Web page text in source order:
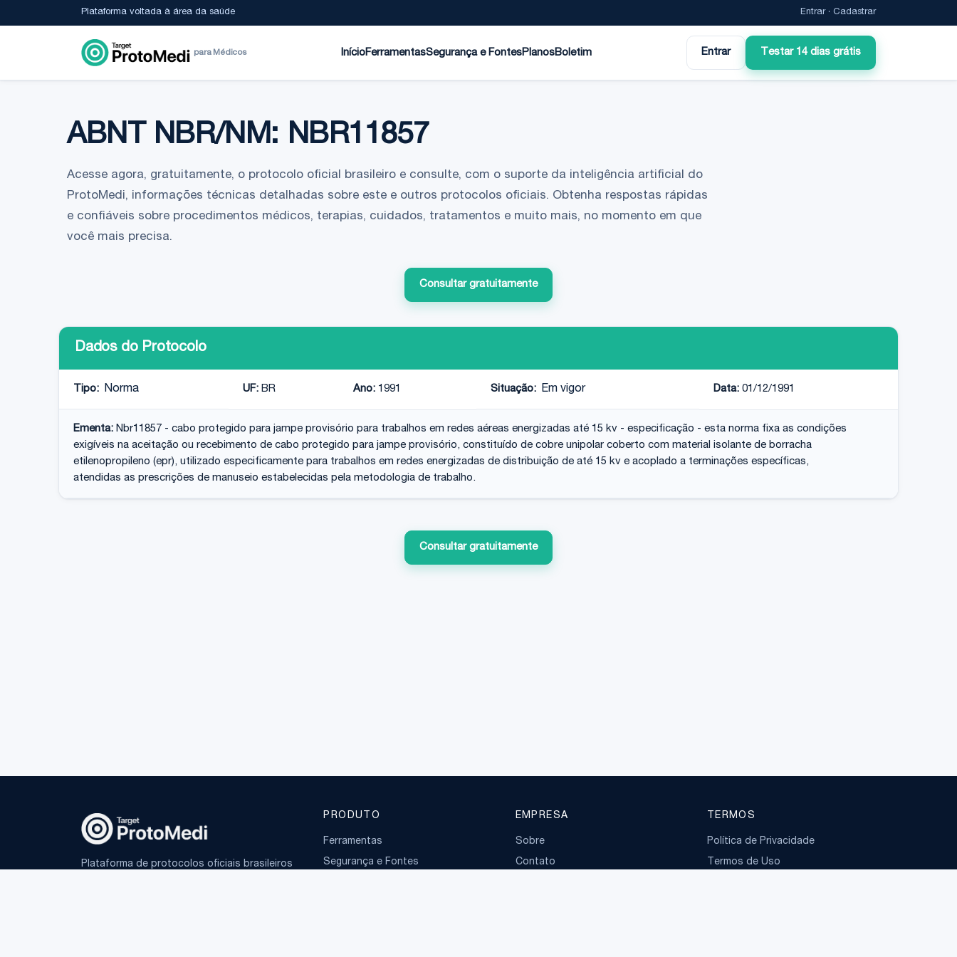
Plataforma voltada à área da saúde Entrar· Cadastrar
para Médicos InícioFerramentasSegurança e FontesPlanosBoletim Entrar Testar 14 dias grátis
ABNT NBR/NM: NBR11857
Acesse agora, gratuitamente, o protocolo oficial brasileiro e consulte, com o suporte da inteligência artificial do
ProtoMedi, informações técnicas detalhadas sobre este e outros protocolos oficiais. Obtenha respostas rápidas
e confiáveis sobre procedimentos médicos, terapias, cuidados, tratamentos e muito mais, no momento em que
você mais precisa.
Consultar gratuitamente
Dados do Protocolo
Tipo: Norma UF: BR Ano: 1991 Situação: Em vigor Data: 01/12/1991
Ementa: Nbr11857 - cabo protegido para jampe provisório para trabalhos em redes aéreas energizadas até 15 kv - especificação - esta norma fixa as condições
exigíveis na aceitação ou recebimento de cabo protegido para jampe provisório, constituído de cobre unipolar coberto com material isolante de borracha
etilenopropileno (epr), utilizado especificamente para trabalhos em redes energizadas de distribuição de até 15 kv e acoplado a terminações específicas,
atendidas as prescrições de manuseio estabelecidas pela metodologia de trabalho.
Consultar gratuitamente
Plataforma de protocolos oficiais brasileiros
PRODUTO
Ferramentas
Segurança e Fontes
EMPRESA
Sobre
Contato
TERMOS
Política de Privacidade
Termos de Uso